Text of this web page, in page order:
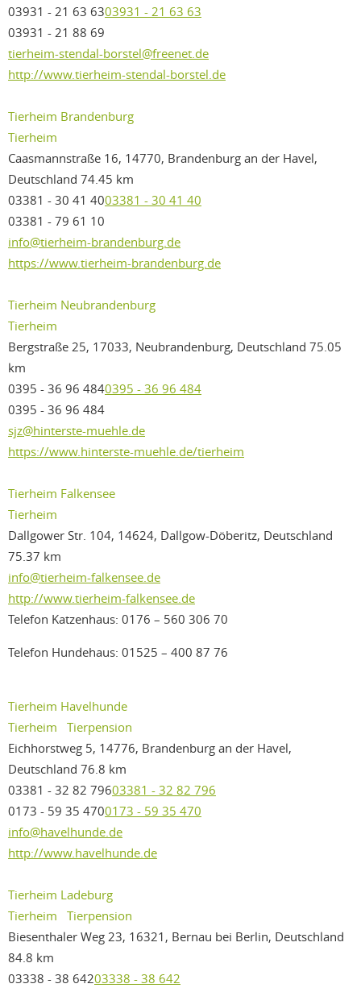
03931 - 21 63 6303931 - 21 63 63
03931 - 21 88 69
tierheim-stendal-borstel@freenet.de
http://www.tierheim-stendal-borstel.de
Tierheim Brandenburg
Tierheim
Caasmannstraße 16, 14770, Brandenburg an der Havel,
Deutschland 74.45 km
03381 - 30 41 4003381 - 30 41 40
03381 - 79 61 10
info@tierheim-brandenburg.de
https://www.tierheim-brandenburg.de
Tierheim Neubrandenburg
Tierheim
Bergstraße 25, 17033, Neubrandenburg, Deutschland 75.05
km
0395 - 36 96 4840395 - 36 96 484
0395 - 36 96 484
sjz@hinterste-muehle.de
https://www.hinterste-muehle.de/tierheim
Tierheim Falkensee
Tierheim
Dallgower Str. 104, 14624, Dallgow-Döberitz, Deutschland
75.37 km
info@tierheim-falkensee.de
http://www.tierheim-falkensee.de
Telefon Katzenhaus: 0176 – 560 306 70
Telefon Hundehaus: 01525 – 400 87 76
Tierheim Havelhunde
Tierheim
Tierpension
Eichhorstweg 5, 14776, Brandenburg an der Havel,
Deutschland 76.8 km
03381 - 32 82 79603381 - 32 82 796
0173 - 59 35 4700173 - 59 35 470
info@havelhunde.de
http://www.havelhunde.de
Tierheim Ladeburg
Tierheim
Tierpension
Biesenthaler Weg 23, 16321, Bernau bei Berlin, Deutschland
84.8 km
03338 - 38 64203338 - 38 642